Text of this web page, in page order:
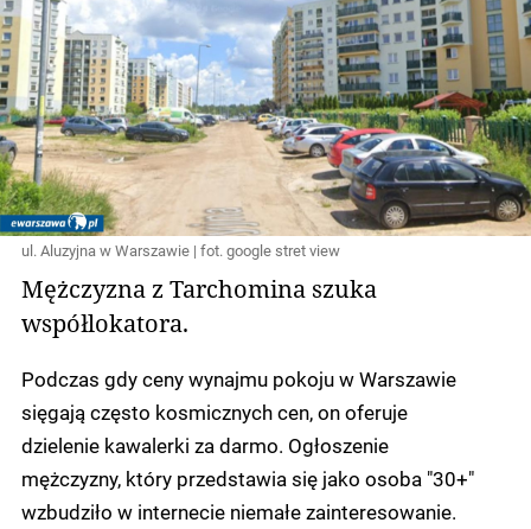
ul. Aluzyjna w Warszawie | fot. google stret view
Mężczyzna z Tarchomina szuka
współlokatora.
Podczas gdy ceny wynajmu pokoju w Warszawie
sięgają często kosmicznych cen, on oferuje
dzielenie kawalerki za darmo. Ogłoszenie
mężczyzny, który przedstawia się jako osoba "30+"
wzbudziło w internecie niemałe zainteresowanie.